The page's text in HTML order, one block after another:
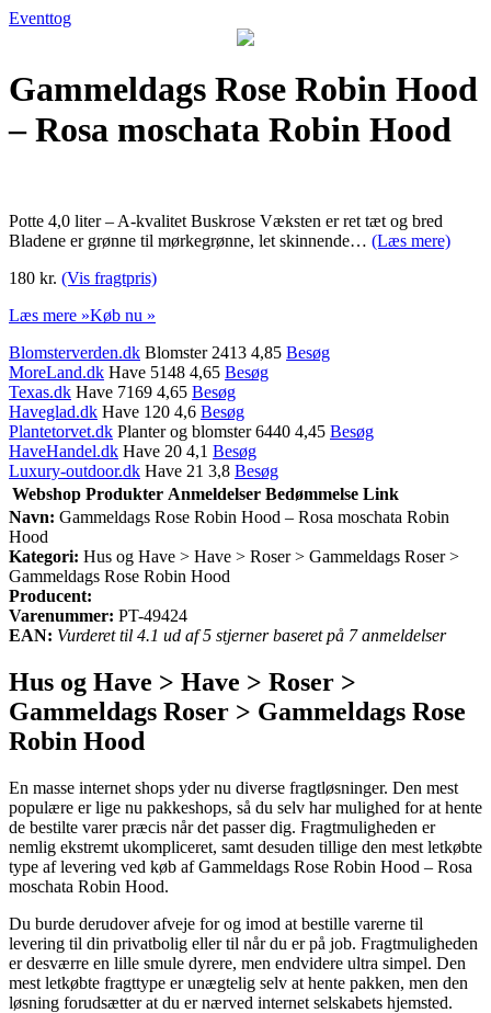
Eventtog
Gammeldags Rose Robin Hood
– Rosa moschata Robin Hood
Potte 4,0 liter – A-kvalitet Buskrose Væksten er ret tæt og bred
Bladene er grønne til mørkegrønne, let skinnende… (Læs mere)
180 kr. (Vis fragtpris)
Læs mere »Køb nu »
Blomsterverden.dk Blomster 2413 4,85 Besøg
MoreLand.dk Have 5148 4,65 Besøg
Texas.dk Have 7169 4,65 Besøg
Haveglad.dk Have 120 4,6 Besøg
Plantetorvet.dk Planter og blomster 6440 4,45 Besøg
HaveHandel.dk Have 20 4,1 Besøg
Luxury-outdoor.dk Have 21 3,8 Besøg
Webshop Produkter Anmeldelser Bedømmelse Link
Navn: Gammeldags Rose Robin Hood – Rosa moschata Robin
Hood
Kategori: Hus og Have > Have > Roser > Gammeldags Roser >
Gammeldags Rose Robin Hood
Producent:
Varenummer: PT-49424
EAN: Vurderet til 4.1 ud af 5 stjerner baseret på 7 anmeldelser
Hus og Have > Have > Roser >
Gammeldags Roser > Gammeldags Rose
Robin Hood
En masse internet shops yder nu diverse fragtløsninger. Den mest
populære er lige nu pakkeshops, så du selv har mulighed for at hente
de bestilte varer præcis når det passer dig. Fragtmuligheden er
nemlig ekstremt ukompliceret, samt desuden tillige den mest letkøbte
type af levering ved køb af Gammeldags Rose Robin Hood – Rosa
moschata Robin Hood.
Du burde derudover afveje for og imod at bestille varerne til
levering til din privatbolig eller til når du er på job. Fragtmuligheden
er desværre en lille smule dyrere, men endvidere ultra simpel. Den
mest letkøbte fragttype er unægtelig selv at hente pakken, men den
løsning forudsætter at du er nærved internet selskabets hjemsted.